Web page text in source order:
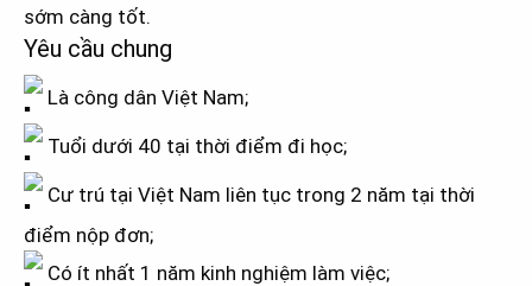
sớm càng tốt.
Yêu cầu chung
Là công dân Việt Nam;
Tuổi dưới 40 tại thời điểm đi học;
Cư trú tại Việt Nam liên tục trong 2 năm tại thời
điểm nộp đơn;
Có ít nhất 1 năm kinh nghiệm làm việc;